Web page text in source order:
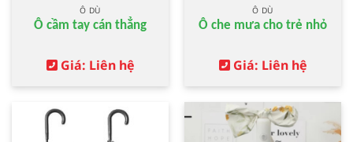
Ô DÙ
Ô cầm tay cán thẳng
Giá: Liên hệ
Ô DÙ
Ô che mưa cho trẻ nhỏ
Giá: Liên hệ